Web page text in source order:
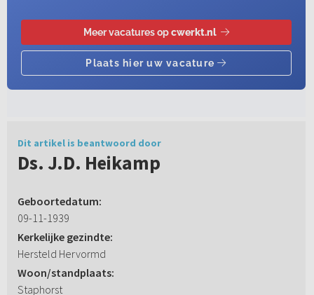
Dit artikel is beantwoord door
Ds. J.D. Heikamp
Geboortedatum:
09-11-1939
Kerkelijke gezindte:
Hersteld Hervormd
Woon/standplaats:
Staphorst